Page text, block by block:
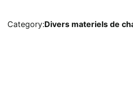
30
Category:Divers materiels de